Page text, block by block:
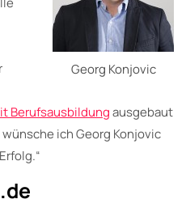
Georg Konjovic
Berufsausbildungausgebaut
ich Georg Konjovic